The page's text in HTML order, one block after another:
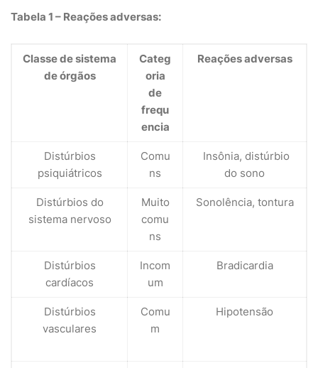
Tabela 1 – Reações adversas:
Classe de sistema
de órgãos
Categ
oria
de
frequ
encia
Reações adversas
Distúrbios
psiquiátricos
Comu
ns
Insônia, distúrbio
do sono
Distúrbios do
sistema nervoso
Muito
comu
ns
Sonolência, tontura
Distúrbios
cardíacos
Incom
um
Bradicardia
Distúrbios
vasculares
Comu
m
Hipotensão